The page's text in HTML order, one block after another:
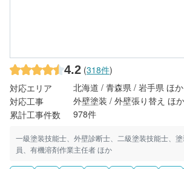
4.2 (318件)
対応エリア
北海道 / 青森県 / 岩手県 ほか
対応工事
外壁塗装 / 外壁張り替え ほか
累計工事件数
978件
一級塗装技能士、外壁診断士、二級塗装技能士、
員、有機溶剤作業主任者 ほか